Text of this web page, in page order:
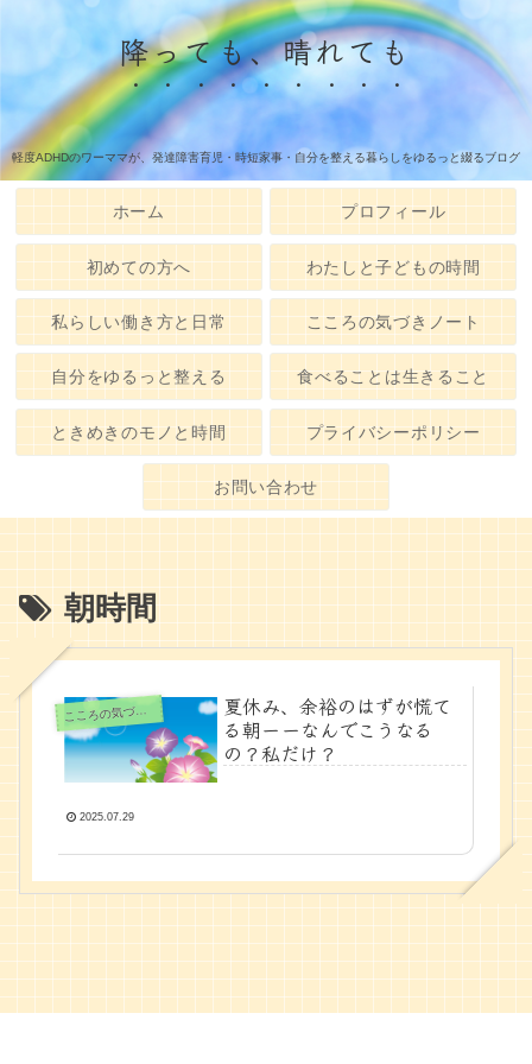
降っても、晴れても
軽度ADHDのワーママが、発達障害育児・時短家事・自分を整える暮らしをゆるっと綴るブログ
ホーム プロフィール
初めての方へ わたしと子どもの時間
私らしい働き方と日常 こころの気づきノート
自分をゆるっと整える 食べることは生きること
ときめきのモノと時間 プライバシーポリシー
お問い合わせ
朝時間
こころの気づきノート
夏休み、余裕のはずが慌て
る朝ーーなんでこうなる
の？私だけ？
2025.07.29